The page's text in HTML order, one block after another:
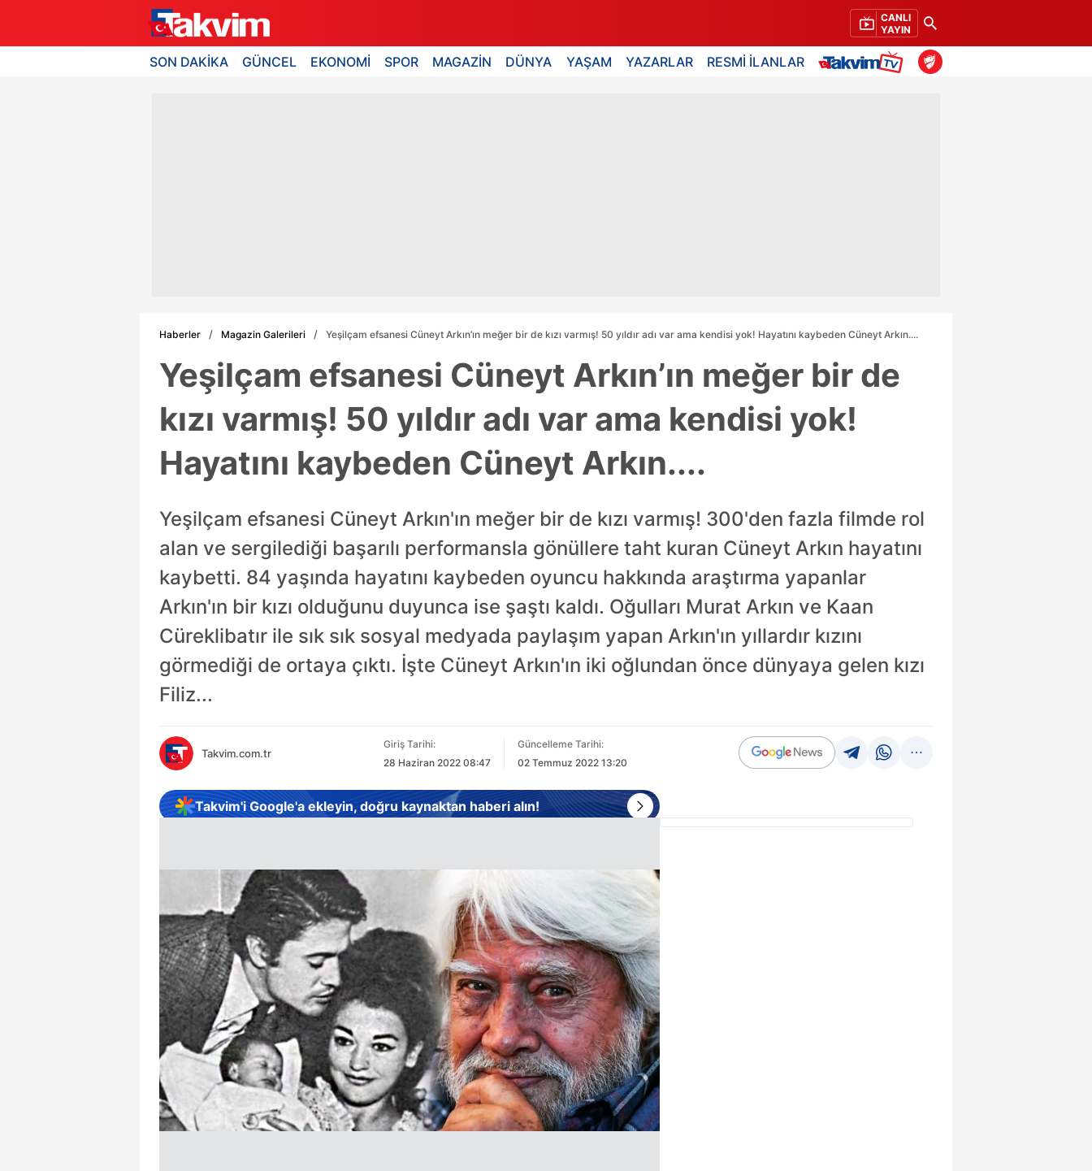
CANLI
YAYIN
SON DAKİKA GÜNCEL EKONOMİ SPOR MAGAZİN DÜNYA YAŞAM YAZARLAR RESMİ İLANLAR
Haberler Magazin Galerileri Yeşilçam efsanesi Cüneyt Arkın’ın meğer bir de kızı varmış! 50 yıldır adı var ama kendisi yok! Hayatını kaybeden Cüneyt Arkın....
Yeşilçam efsanesi Cüneyt Arkın’ın meğer bir de
kızı varmış! 50 yıldır adı var ama kendisi yok!
Hayatını kaybeden Cüneyt Arkın....
Yeşilçam efsanesi Cüneyt Arkın'ın meğer bir de kızı varmış! 300'den fazla filmde rol
alan ve sergilediği başarılı performansla gönüllere taht kuran Cüneyt Arkın hayatını
kaybetti. 84 yaşında hayatını kaybeden oyuncu hakkında araştırma yapanlar
Arkın'ın bir kızı olduğunu duyunca ise şaştı kaldı. Oğulları Murat Arkın ve Kaan
Cüreklibatır ile sık sık sosyal medyada paylaşım yapan Arkın'ın yıllardır kızını
görmediği de ortaya çıktı. İşte Cüneyt Arkın'ın iki oğlundan önce dünyaya gelen kızı
Filiz...
Takvim.com.tr
Giriş Tarihi:
28 Haziran 2022 08:47
Güncelleme Tarihi:
02 Temmuz 2022 13:20
Takvim'i Google'a ekleyin, doğru kaynaktan haberi alın!